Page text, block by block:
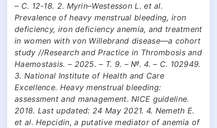
– С. 12-18. 2. Myrin–Westesson L. et al.
Prevalence of heavy menstrual bleeding, iron
deficiency, iron deficiency anemia, and treatment
in women with von Willebrand disease—a cohort
study //Research and Practice in Thrombosis and
Haemostasis. – 2025. – Т. 9. – №. 4. – С. 102949.
3. National Institute of Health and Care
Excellence. Heavy menstrual bleeding:
assessment and management. NICE guideline.
2018. Last updated: 24 May 2021. 4. Nemeth E.
et al. Hepcidin, a putative mediator of anemia of